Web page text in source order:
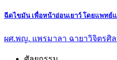
ฉีดไขมัน เพื่อหน้าอ่อนเยาว์ โดยแพท
ผศ.พญ. แพรมาลา ฉายาวิจิตรศิล